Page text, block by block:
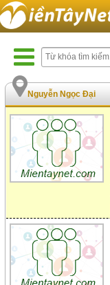
Nguyễn Ngọc Đại